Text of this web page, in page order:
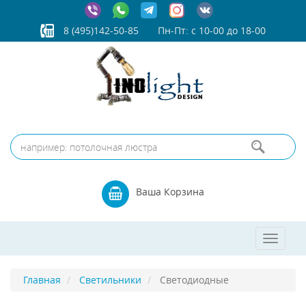
8 (495)142-50-85 Пн-Пт: с 10-00 до 18-00
Ваша Корзина
Toggle
Главная Светильники Светодиодные